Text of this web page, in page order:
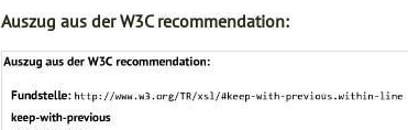
Auszug aus der W3C recommendation: